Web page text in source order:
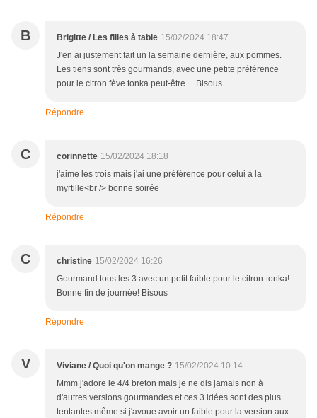
B Brigitte / Les filles à table 15/02/2024 18:47
J'en ai justement fait un la semaine dernière, aux pommes.
Les tiens sont très gourmands, avec une petite préférence
pour le citron fève tonka peut-être ... Bisous
Répondre
C corinnette 15/02/2024 18:18
j'aime les trois mais j'ai une préférence pour celui à la
myrtille<br /> bonne soirée
Répondre
C christine 15/02/2024 16:26
Gourmand tous les 3 avec un petit faible pour le citron-tonka!
Bonne fin de journée! Bisous
Répondre
V Viviane / Quoi qu'on mange ? 15/02/2024 10:14
Mmm j'adore le 4/4 breton mais je ne dis jamais non à
d'autres versions gourmandes et ces 3 idées sont des plus
tentantes même si j'avoue avoir un faible pour la version aux